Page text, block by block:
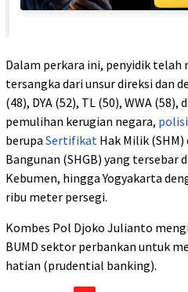
Dalam perkara ini, penyidik telah
tersangka dari unsur direksi dan
(48), DYA (52), TL (50), WWA (58),
pemulihan kerugian negara, polisi
berupa Sertifikat Hak Milik
Bangunan (SHGB) yang tersebar
Kebumen, hingga Yogyakarta
ribu meter persegi.
Kombes Pol Djoko Julianto
BUMD sektor perbankan untuk
hatian (prudential banking).